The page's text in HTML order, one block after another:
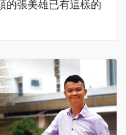
的張美雄已有這樣的